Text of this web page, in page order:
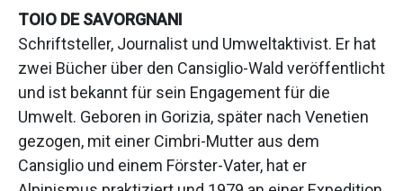
TOIO DE SAVORGNANI
Schriftsteller, Journalist und Umweltaktivist. Er hat
zwei Bücher über den Cansiglio-Wald veröffentlicht
und ist bekannt für sein Engagement für die
Umwelt. Geboren in Gorizia, später nach Venetien
gezogen, mit einer Cimbri-Mutter aus dem
Cansiglio und einem Förster-Vater, hat er